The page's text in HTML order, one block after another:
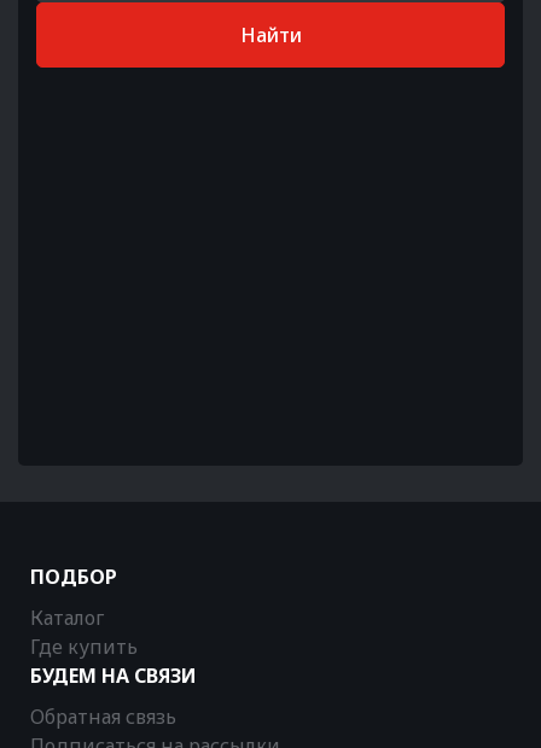
Найти
ПОДБОР
Каталог
Где купить
БУДЕМ НА СВЯЗИ
Обратная связь